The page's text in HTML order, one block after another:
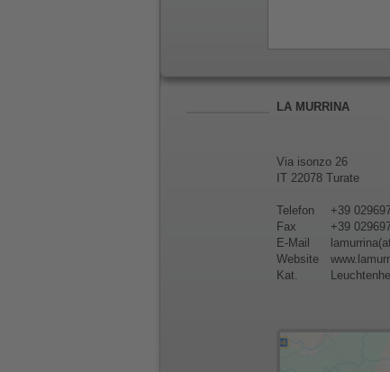
LA MURRINA
Via isonzo 26
IT 22078 Turate
Telefon
+39
Fax
+39
E-Mail
Website
Kat.